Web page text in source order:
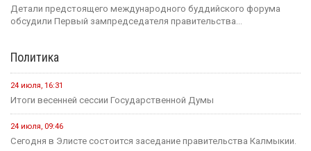
Детали предстоящего международного буддийского форума
обсудили Первый зампредседателя правительства...
Политика
24 июля, 16:31
Итоги весенней сессии Государственной Думы
24 июля, 09:46
Сегодня в Элисте состоится заседание правительства Калмыкии.